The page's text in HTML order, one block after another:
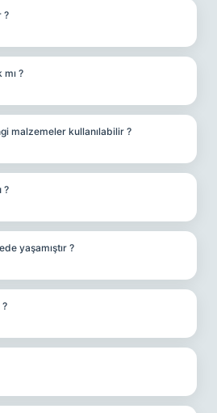
?
?
malzemeler kullanılabilir ?
?
yaşamıştır ?
?